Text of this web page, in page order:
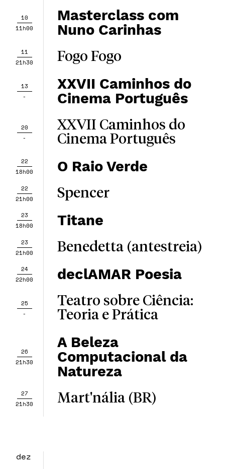
10
11h00
Masterclass com
Nuno Carinhas
11
21h30
Fogo Fogo
13
-
XXVII Caminhos do
Cinema Português
20
-
XXVII Caminhos do
Cinema Português
22
18h00
O Raio Verde
22
21h00
Spencer
23
18h00
Titane
23
21h00
Benedetta (antestreia)
24
22h00
declAMAR Poesia
25
-
Teatro sobre Ciência:
Teoria e Prática
26
21h30
A Beleza
Computacional da
Natureza
27
21h30
Mart'nália (BR)
dez